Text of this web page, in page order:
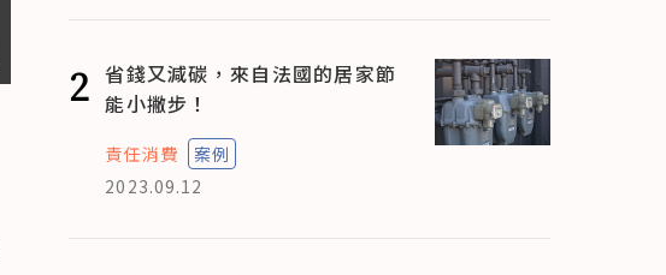
2 省錢又減碳，來自法國的居家節
能小撇步！
責任消費
案例
2023.09.12